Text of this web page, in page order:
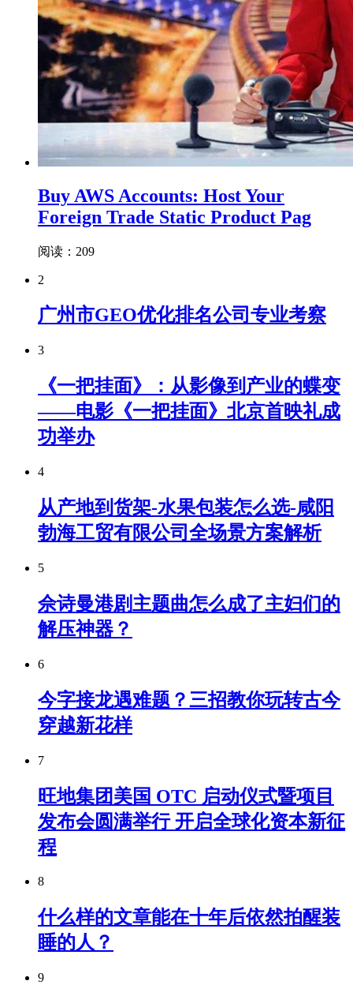
Buy AWS Accounts: Host Your
Foreign Trade Static Product Pag
阅读：209
2
广州市GEO优化排名公司专业考察
3
《一把挂面》：从影像到产业的蝶变
——电影《一把挂面》北京首映礼成
功举办
4
从产地到货架-水果包装怎么选-咸阳
勃海工贸有限公司全场景方案解析
5
佘诗曼港剧主题曲怎么成了主妇们的
解压神器？
6
今字接龙遇难题？三招教你玩转古今
穿越新花样
7
旺地集团美国 OTC 启动仪式暨项目
发布会圆满举行 开启全球化资本新征
程
8
什么样的文章能在十年后依然拍醒装
睡的人？
9